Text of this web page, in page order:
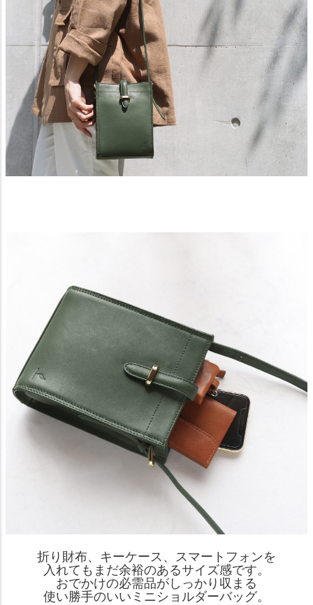
折り財布、キーケース、スマートフォンを
入れてもまだ余裕のあるサイズ感です。
おでかけの必需品がしっかり収まる
使い勝手のいいミニショルダーバッグ。